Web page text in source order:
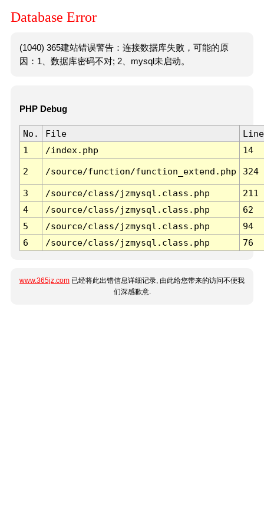
Database Error
(1040) 365建站错误警告：连接数据库失败，可能的原
因：1、数据库密码不对; 2、mysql未启动。
PHP Debug
No. File
Line
1
/index.php 14
2 /source/function/function_extend.php 324
3 /source/class/jzmysql.class.php
211
4
/source/class/jzmysql.class.php
62
5
/source/class/jzmysql.class.php
94
6
/source/class/jzmysql.class.php 76
www.365jz.com 已经将此出错信息详细记录, 由此给您带来的访问不便我
们深感歉意.